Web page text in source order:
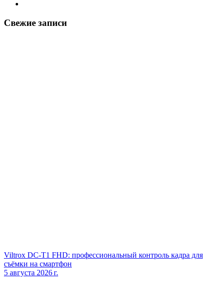
Свежие записи
Viltrox DC‑T1 FHD: профессиональный контроль кадра для
съёмки на смартфон
5 августа 2026 г.